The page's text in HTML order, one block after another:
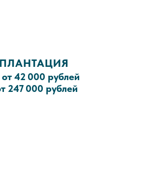
42 000 рублей
247 000 рублей